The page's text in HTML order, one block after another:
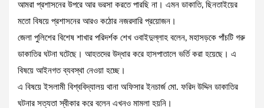
আমরা প্রশাসনের উপরে আর ভরসা করতে পারছি না। এমন ডাকাতি, ছিনতাইয়ের
মতো বিষয়ে প্রশাসনের আরও কঠোর নজরদারি প্রয়োজন।
জেলা পুলিশের বিশেষ শাখার পরিদর্শক শেখ ওবাইদুল্লাহ বলেন, মহাসড়কে পাঁচটি গরু
ডাকাতির ঘটনা ঘটেছে। আহতদের উদ্ধার করে হাসপাতালে ভর্তি করা হয়েছে। এ
বিষয়ে আইনগত ব্যবস্থা নেওয়া হচ্ছে।
এ বিষয়ে ইসলামী বিশ্ববিদ্যালয় থানা অফিসার ইনচার্জ মো. ফরিদ উদ্দিন ডাকাতির
ঘটনার সত্যতা স্বীকার করে বলেন এখনও মামলা হয়নি।